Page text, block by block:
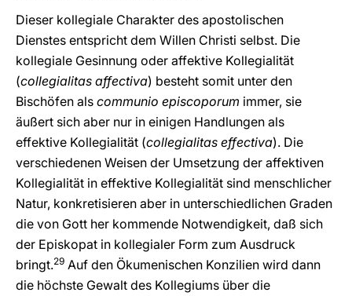
Dieser kollegiale Charakter des apostolischen
Dienstes entspricht dem Willen Christi selbst. Die
kollegiale Gesinnung oder affektive Kollegialität
(collegialitas affectiva) besteht somit unter den
Bischöfen als communio episcoporum immer, sie
äußert sich aber nur in einigen Handlungen als
effektive Kollegialität (collegialitas effectiva). Die
verschiedenen Weisen der Umsetzung der affektiven
Kollegialität in effektive Kollegialität sind menschlicher
Natur, konkretisieren aber in unterschiedlichen Graden
die von Gott her kommende Notwendigkeit, daß sich
der Episkopat in kollegialer Form zum Ausdruck
bringt.29 Auf den Ökumenischen Konzilien wird dann
die höchste Gewalt des Kollegiums über die